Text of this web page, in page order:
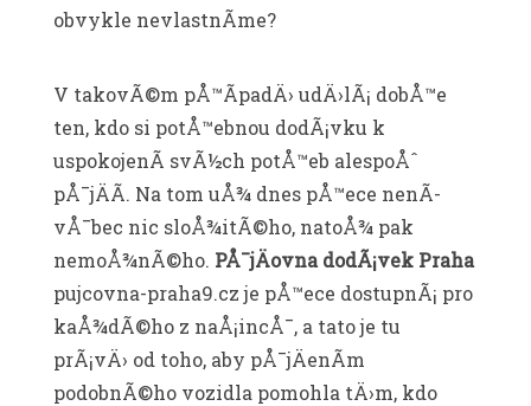
obvykle nevlastnÃ­me?
V takovÃ©m pÅ™Ã­padÄ› udÄ›lÃ¡ dobÅ™e
ten, kdo si potÅ™ebnou dodÃ¡vku k
uspokojenÃ­ svÃ½ch potÅ™eb alespoÅˆ
pÅ¯jÄÃ­. Na tom uÅ¾ dnes pÅ™ece nenÃ­
vÅ¯bec nic sloÅ¾itÃ©ho, natoÅ¾ pak
nemoÅ¾nÃ©ho. PÅ¯jÄovna dodÃ¡vek Praha
pujcovna-praha9.czje pÅ™ece dostupnÃ¡ pro
kaÅ¾dÃ©ho z naÅ¡incÅ¯, a tato je tu
prÃ¡vÄ› od toho, aby pÅ¯jÄenÃ­m
podobnÃ©ho vozidla pomohla tÄ›m, kdo